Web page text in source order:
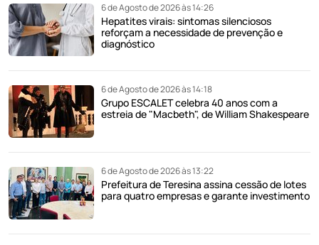
6 de Agosto de 2026 às 14:26
Hepatites virais: sintomas silenciosos
reforçam a necessidade de prevenção e
diagnóstico
6 de Agosto de 2026 às 14:18
Grupo ESCALET celebra 40 anos com a
estreia de "Macbeth", de William Shakespeare
6 de Agosto de 2026 às 13:22
Prefeitura de Teresina assina cessão de lotes
para quatro empresas e garante investimento